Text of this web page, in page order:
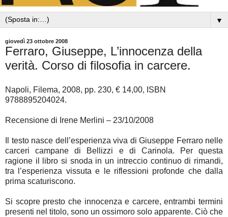
▼
giovedì 23 ottobre 2008
Ferraro, Giuseppe, L’innocenza della
verità. Corso di filosofia in carcere.
Napoli, Filema, 2008, pp. 230, € 14,00, ISBN
9788895204024.
Recensione di Irene Merlini – 23/10/2008
Il testo nasce dell’esperienza viva di Giuseppe Ferraro nelle
carceri campane di Bellizzi e di Carinola. Per questa
ragione il libro si snoda in un intreccio continuo di rimandi,
tra l’esperienza vissuta e le riflessioni profonde che dalla
prima scaturiscono.
Si scopre presto che innocenza e carcere, entrambi termini
presenti nel titolo, sono un ossimoro solo apparente. Ciò che